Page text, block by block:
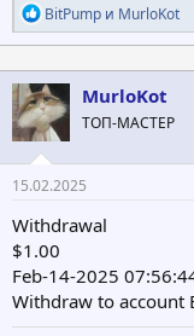
Р
е
а
к
ц
и
и
:
BitPump и MurloKot
MurloKot
ТОП-МАСТЕР
15.02.2025
Withdrawal
$1.00
Feb-14-2025
Withdraw to account